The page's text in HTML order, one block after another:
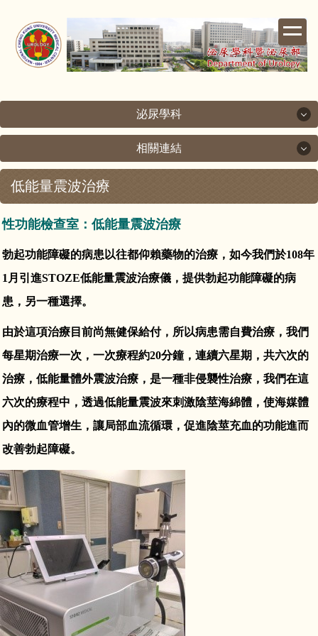
主
泌尿學科
關於泌尿科
次專科介紹
醫療團隊
檢查室簡介
教學訓練
研究成果
交通資訊
相關規章
相關連結
相關連結
成功大學
成大醫院
台灣泌尿科醫學會
鳳凰泌尿基金會FB
低能量震波治療
性功能檢查室：低能量震波治療
勃起功能障礙的病患以往都仰賴藥物的治療，如今我們於108年
1月引進STOZE低能量震波治療儀，提供勃起功能障礙的病
患，另一種選擇。
由於這項治療目前尚無健保給付，所以病患需自費治療，我們
每星期治療一次，一次療程約20分鐘，連續六星期，共六次的
治療，低能量體外震波治療，是一種非侵襲性治療，我們在這
六次的療程中，透過低能量震波來刺激陰莖海綿體，使海媒體
內的微血管增生，讓局部血流循環，促進陰莖充血的功能進而
改善勃起障礙。